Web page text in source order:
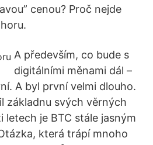
cenou? Proč nejde
A především, co bude s
digitálními měnami dál –
A byl první velmi dlouho.
základnu svých věrných
letech je BTC stále jasným
která trápí mnoho